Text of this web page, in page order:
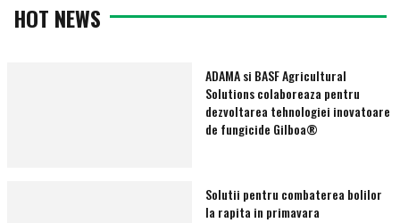
HOT NEWS
ADAMA si BASF Agricultural
Solutions colaboreaza pentru
dezvoltarea tehnologiei inovatoare
de fungicide Gilboa®
Solutii pentru combaterea bolilor
la rapita in primavara